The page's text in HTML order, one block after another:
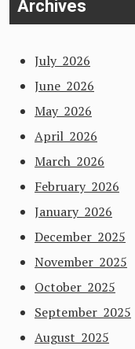
Archives
July 2026
June 2026
May 2026
April 2026
March 2026
February 2026
January 2026
December 2025
November 2025
October 2025
September 2025
August 2025